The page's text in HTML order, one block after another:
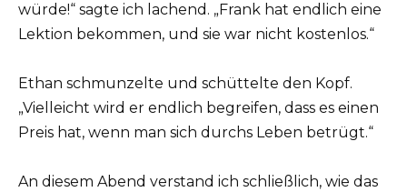
würde!“ sagte ich lachend. „Frank hat endlich eine
Lektion bekommen, und sie war nicht kostenlos.“
Ethan schmunzelte und schüttelte den Kopf.
„Vielleicht wird er endlich begreifen, dass es einen
Preis hat, wenn man sich durchs Leben betrügt.“
An diesem Abend verstand ich schließlich, wie das